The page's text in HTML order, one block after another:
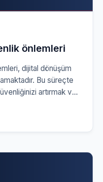
önlemleri
dijital dönüşüm
Bu süreçte
artırmak ve
zayıf
sektörde yasal
gerekliliğini bir